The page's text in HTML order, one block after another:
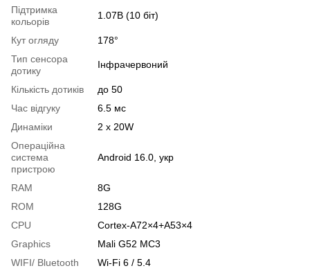
Підтримка
кольорів
1.07B (10 біт)
Кут огляду
178°
Тип сенсора
дотику
Інфрачервоний
Кількість дотиків
до 50
Час відгуку
6.5 мс
Динаміки
2 х 20W
Операційна
система
пристрою
Android 16.0, укр
RAM
8G
ROM
128G
CPU
Cortex-A72×4+A53×4
Graphics
Mali G52 MC3
WIFI/ Bluetooth
Wi-Fi 6 / 5.4